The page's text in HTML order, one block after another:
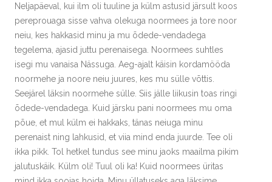
Neljapäeval, kui ilm oli tuuline ja külm astusid järsult koos
pereprouaga sisse vahva olekuga noormees ja tore noor
neiu, kes hakkasid minu ja mu õdede-vendadega
tegelema, ajasid juttu perenaisega. Noormees suhtles
isegi mu vanaisa Nässuga. Aeg-ajalt käisin kordamööda
noormehe ja noore neiu juures, kes mu sülle võttis.
Seejärel läksin noormehe sülle. Siis jälle liikusin toas ringi
õdede-vendadega. Kuid järsku pani noormees mu oma
põue, et mul külm ei hakkaks, tänas neiuga minu
perenaist ning lahkusid, et viia mind enda juurde. Tee oli
ikka pikk. Tol hetkel tundus see minu jaoks maailma pikim
jalutuskäik. Külm oli! Tuul oli ka! Kuid noormees üritas